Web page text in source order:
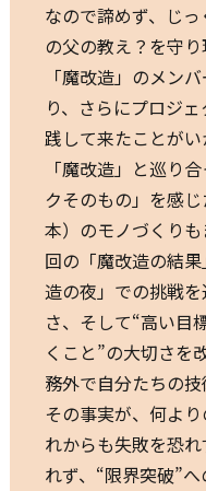
なので諦めず、じっ
の父の教え？を守り
「魔改造」のメン
り、さらにプロジ
践して来たことがい
「魔改造」と巡り
クそのもの」を感
本）のモノづくり
回の「魔改造の結
造の夜」での挑戦
さ、そして“高い目
くこと”の大切さを
務外で自分たちの技
その事実が、何よ
れからも失敗を恐
れず、“限界突破”